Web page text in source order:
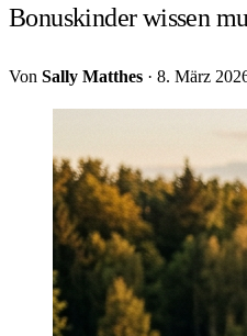
Bonuskinder wissen
Von Sally Matthes · 8. März